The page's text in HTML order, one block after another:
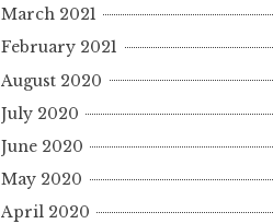
March 2021
February 2021
August 2020
July 2020
June 2020
May 2020
April 2020